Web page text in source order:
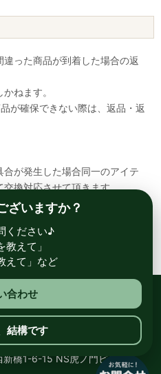
った商品が到着した場合の返
ねます。
が確保できない際は、返品・返
が発生した場合同一のアイテ
交換対応させて頂きます。
して頂く必要が御座いますので
ルスポット ル・サイク
橋1-6-15 NS虎ノ門ビル8階
ざいますか？
ください♪
教えて」
えて」など
合わせ
結構です